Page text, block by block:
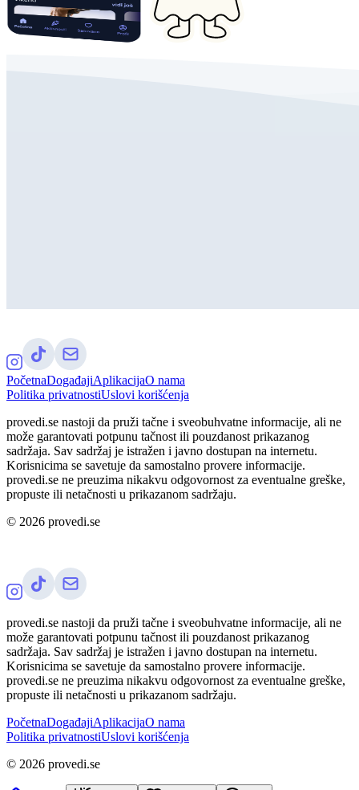
PočetnaDogađajiAplikacijaO nama
Politika privatnostiUslovi korišćenja
provedi.se nastoji da pruži tačne i sveobuhvatne informacije, ali ne
može garantovati potpunu tačnost ili pouzdanost prikazanog
sadržaja. Sav sadržaj je istražen i javno dostupan na internetu.
Korisnicima se savetuje da samostalno provere informacije.
provedi.se ne preuzima nikakvu odgovornost za eventualne greške,
propuste ili netačnosti u prikazanom sadržaju.
© 2026 provedi.se
provedi.se nastoji da pruži tačne i sveobuhvatne informacije, ali ne
može garantovati potpunu tačnost ili pouzdanost prikazanog
sadržaja. Sav sadržaj je istražen i javno dostupan na internetu.
Korisnicima se savetuje da samostalno provere informacije.
provedi.se ne preuzima nikakvu odgovornost za eventualne greške,
propuste ili netačnosti u prikazanom sadržaju.
PočetnaDogađajiAplikacijaO nama
Politika privatnostiUslovi korišćenja
© 2026 provedi.se